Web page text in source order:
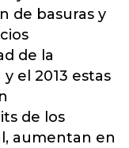
de basuras y
de la
el 2013 estas
de los
aumentan en